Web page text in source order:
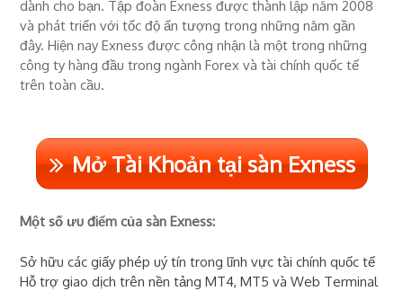
dành cho bạn. Tập đoàn Exness được thành lập năm 2008
và phát triển với tốc độ ấn tượng trong những năm gần
đây. Hiện nay Exness được công nhận là một trong những
công ty hàng đầu trong ngành Forex và tài chính quốc tế
trên toàn cầu.
Mở Tài Khoản tại sàn Exness
Một số ưu điểm của sàn Exness:
Sở hữu các giấy phép uý tín trong lĩnh vực tài chính quốc tế
Hỗ trợ giao dịch trên nền tảng MT4, MT5 và Web Terminal